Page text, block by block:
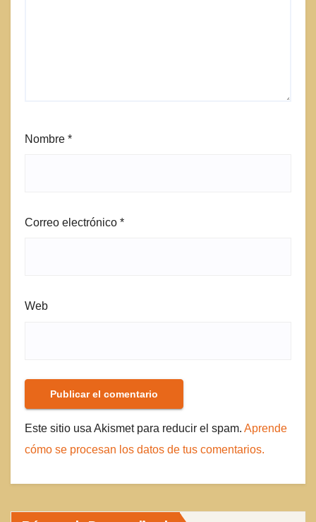
Nombre *
Correo electrónico *
Web
Este sitio usa Akismet para reducir el spam. Aprende
cómo se procesan los datos de tus comentarios.